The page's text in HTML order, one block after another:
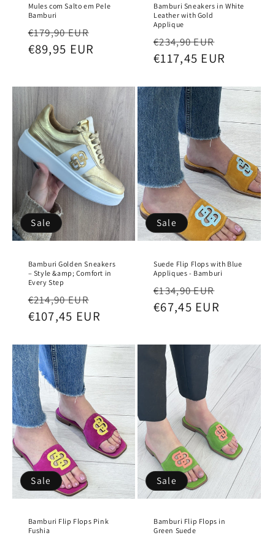
Mules com Salto em Pele
Bamburi
Regular
price
€179,90 EUR
€89,95 EUR
Bamburi Sneakers in White
Leather with Gold
Applique
Regular
price
€234,90 EUR
price
€117,45 EUR
Sale
Bamburi Golden Sneakers
– Style &amp; Comfort in
Every Step
Regular
price
€214,90 EUR
price
€107,45 EUR
Sale
Suede Flip Flops with Blue
Appliques - Bamburi
Regular
price
€134,90 EUR
€67,45 EUR
Sale
Bamburi Flip Flops Pink
Fushia
Sale
Bamburi Flip Flops in
Green Suede